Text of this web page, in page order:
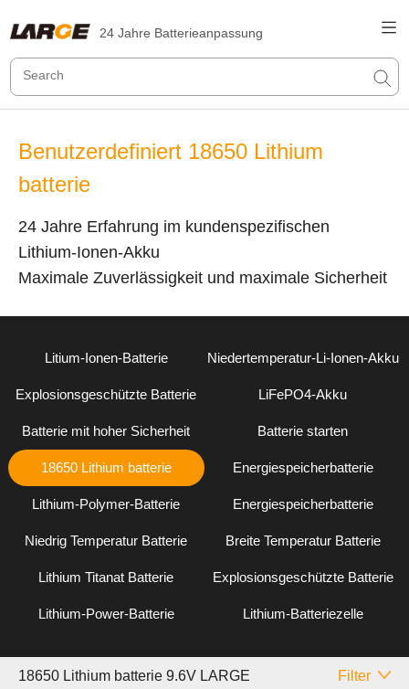
24 Jahre Batterieanpassung
Benutzerdefiniert 18650 Lithium
batterie
24 Jahre Erfahrung im kundenspezifischen
Lithium-Ionen-Akku
Maximale Zuverlässigkeit und maximale Sicherheit
Litium-Ionen-Batterie Niedertemperatur-Li-Ionen-Akku
Explosionsgeschützte Batterie LiFePO4-Akku
Batterie mit hoher Sicherheit Batterie starten
18650 Lithium batterie Energiespeicherbatterie
Lithium-Polymer-Batterie Energiespeicherbatterie
Niedrig Temperatur Batterie Breite Temperatur Batterie
Lithium Titanat Batterie Explosionsgeschützte Batterie
Lithium-Power-Batterie Lithium-Batteriezelle
18650 Lithium batterie 9.6V LARGE Filter